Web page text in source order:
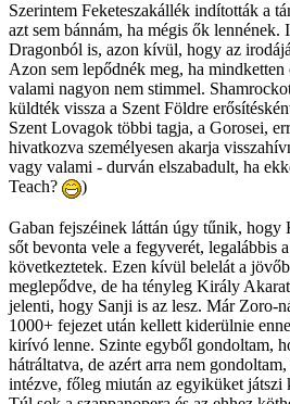
Szerintem Feketeszakállék indították a
azt sem bánnám, ha mégis ők
Dragonból is, azon kívül, hogy az
Azon sem lepődnék meg, ha
valami nagyon nem stimmel.
küldték vissza a Szent Földre
Szent Lovagok többi tagja, a Gorosei,
hivatkozva személyesen akarja
vagy valami - durván elszabadult, ha
Teach?
)
Gaban fejszéinek láttán úgy tűnik, hogy
sőt bevonta vele a fegyverét, legalábbis
következtetek. Ezen kívül belelát a
meglepődve, de ha tényleg Király
jelenti, hogy Sanji is az lesz. Már Zoro-
1000+ fejezet után kellett kiderülnie
kirívó lenne. Szinte egyből gondoltam,
hátráltatva, de azért arra nem
intézve, főleg miután az egyiküket játszi